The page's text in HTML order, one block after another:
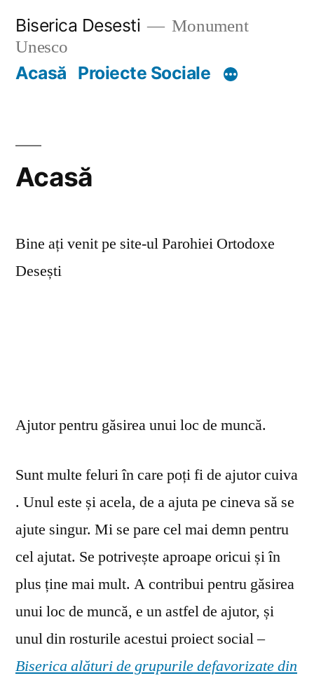
content
Biserica Desesti
Monument
Unesco
Acasă Proiecte Sociale
Acasă
Bine ați venit pe site-ul Parohiei Ortodoxe
Desești
Ajutor pentru găsirea unui loc de muncă.
Sunt multe feluri în care poți fi de ajutor cuiva
. Unul este și acela, de a ajuta pe cineva să se
ajute singur. Mi se pare cel mai demn pentru
cel ajutat. Se potrivește aproape oricui și în
plus ține mai mult. A contribui pentru găsirea
unui loc de muncă, e un astfel de ajutor, și
unul din rosturile acestui proiect social –
Biserica alături de grupurile defavorizate din